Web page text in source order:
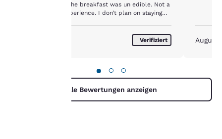
hard as a rock. The breakfast was un edible. Not a
very pleasant experience. I don’t plan on staying
Verifiziert August
● ○ ○
Alle Bewertungen anzeigen